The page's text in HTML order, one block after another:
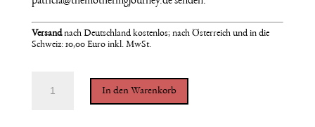
Versandnach Deutschland kostenlos; nach Österreich und in die
Schweiz: 10,00 Euro inkl. MwSt.
MOTHERING
In den Warenkorb